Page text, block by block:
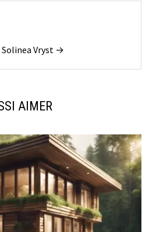
Vryst →
AIMER